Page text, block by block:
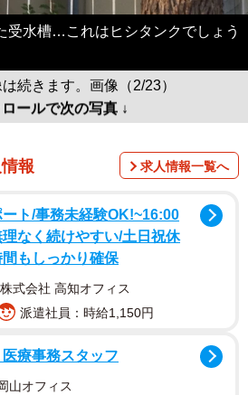
受水槽…これはヒシタンクでしょう
続きます。画像（2/23）
ロールで次の写真 ↓
報 求人情報一覧へ
ト/事務未経験OK!~16:00
なく続けやすい/土日祝休
もしっかり確保
式会社 高知オフィス
派遣社員：時給1,150円
療事務スタッフ
山オフィス